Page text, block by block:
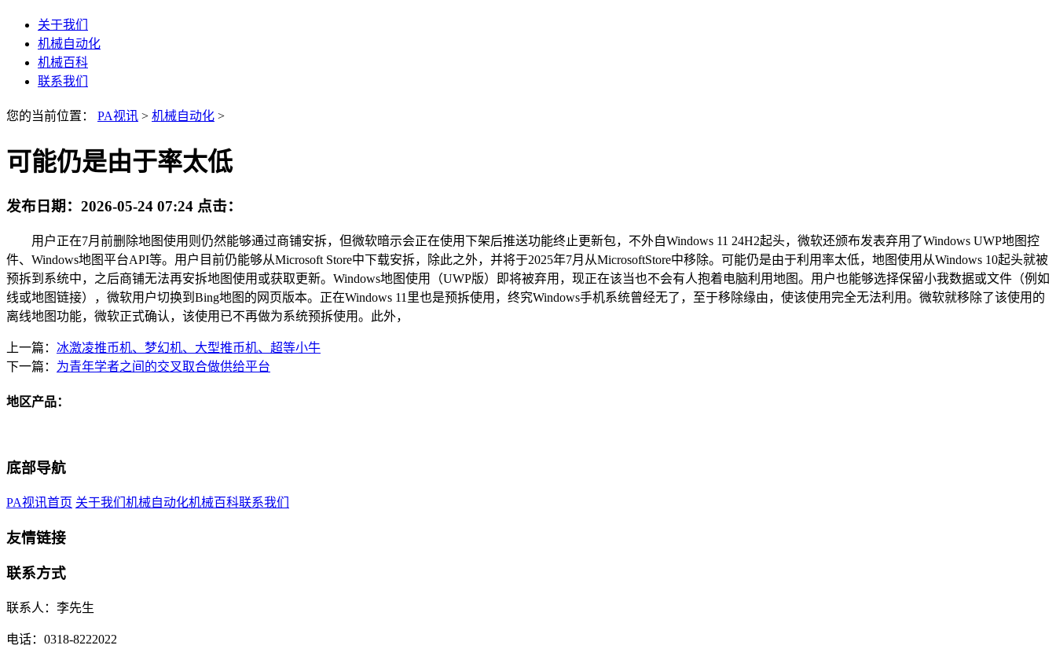
关于我们
机械自动化
机械百科
联系我们
您的当前位置： PA视讯 > 机械自动化 >
可能仍是由于率太低
发布日期： 2026-05-24 07:24 点击：
用户正在7月前删除地图使用则仍然能够通过商铺安拆，但微软暗示会正在使用下架后推送功能终止更新包，不外自Windows 11 24H2起头，微软还颁布发表弃用了Windows UWP地图控
件、Windows地图平台API等。用户目前仍能够从Microsoft Store中下载安拆，除此之外，并将于2025年7月从MicrosoftStore中移除。可能仍是由于利用率太低，地图使用从Windows 10起头就被
预拆到系统中，之后商铺无法再安拆地图使用或获取更新。Windows地图使用（UWP版）即将被弃用，现正在该当也不会有人抱着电脑利用地图。用户也能够选择保留小我数据或文件（例如
线或地图链接），微软用户切换到Bing地图的网页版本。正在Windows 11里也是预拆使用，终究Windows手机系统曾经无了，至于移除缘由，使该使用完全无法利用。微软就移除了该使用的
离线地图功能，微软正式确认，该使用已不再做为系统预拆使用。此外，
上一篇： 冰激凌推币机、梦幻机、大型推币机、超等小牛
下一篇： 为青年学者之间的交叉取合做供给平台
地区产品：
底部导航
PA视讯首页 关于我们 机械自动化机械百科联系我们
友情链接
联系方式
联系人：李先生
电话：0318-8222022